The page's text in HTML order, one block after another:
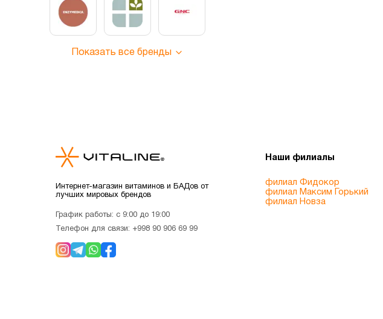
Показать все бренды
Интернет-магазин витаминов и БАДов от
лучших мировых брендов
График работы: с 9:00 до 19:00
Телефон для связи: +998 90 906 69 99
Наши филиалы
филиал Фидокор
филиал Максим Горький
филиал Новза